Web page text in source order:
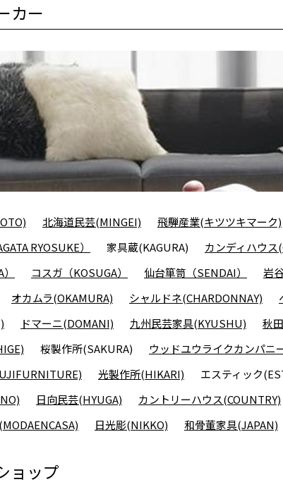
カー
北海道民芸(MINGEI) 飛騨産業(キツツキマーク)
RYOSUKE）
家具蔵(KAGURA) カンディハウス
コスガ（KOSUGA） 仙台箪笥（SENDAI） 岩
オカムラ(OKAMURA) シャルドネ(CHARDONNAY)
ドマーニ(DOMANI) 九州民芸家具(KYUSHU) 秋
桜製作所(SAKURA)
ウッドユウライクカンパニ
光製作所(HIKARI) エスティック
日向民芸(HYUGA) カントリーハウス(COUNTRY)
日光彫(NIKKO) 和骨董家具(JAPAN)
ョップ